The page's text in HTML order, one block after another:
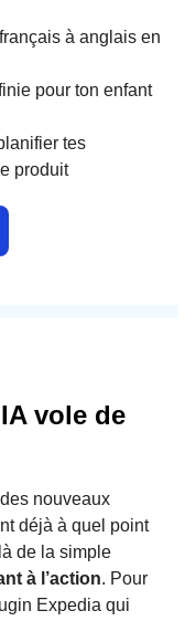
à anglais en
pour ton enfant
tes
produit
vole de
nouveaux
déjà à quel point
de la simple
à l’action. Pour
Expedia qui